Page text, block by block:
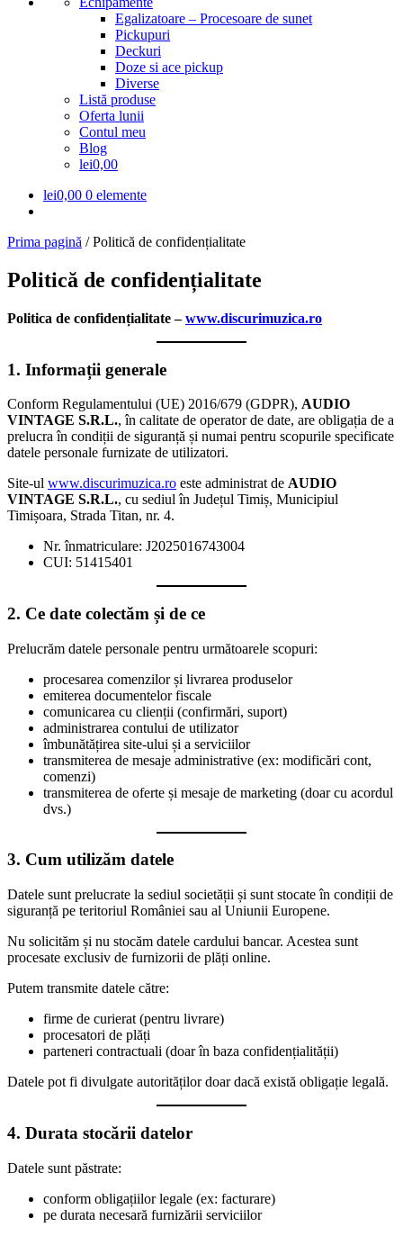
Egalizatoare – Procesoare de sunet
Pickupuri
Deckuri
Doze si ace pickup
Diverse
Listă produse
Oferta lunii
Contul meu
Blog
lei0,00
lei0,00 0 elemente
Prima pagină /Politică de confidențialitate
Politică de confidențialitate
Politica de confidențialitate –www.discurimuzica.ro
1. Informații generale
Conform Regulamentului (UE) 2016/679 (GDPR), AUDIO
VINTAGE S.R.L., în calitate de operator de date, are obligația de a
prelucra în condiții de siguranță și numai pentru scopurile specificate
datele personale furnizate de utilizatori.
Site-ul www.discurimuzica.ro este administrat de AUDIO
VINTAGE S.R.L., cu sediul în Județul Timiș, Municipiul
Timișoara, Strada Titan, nr. 4.
Nr. înmatriculare: J2025016743004
CUI: 51415401
2. Ce date colectăm și de ce
Prelucrăm datele personale pentru următoarele scopuri:
procesarea comenzilor și livrarea produselor
emiterea documentelor fiscale
comunicarea cu clienții (confirmări, suport)
administrarea contului de utilizator
îmbunătățirea site-ului și a serviciilor
transmiterea de mesaje administrative (ex: modificări cont,
comenzi)
transmiterea de oferte și mesaje de marketing (doar cu acordul
dvs.)
3. Cum utilizăm datele
Datele sunt prelucrate la sediul societății și sunt stocate în condiții de
siguranță pe teritoriul României sau al Uniunii Europene.
Nu solicităm și nu stocăm datele cardului bancar. Acestea sunt
procesate exclusiv de furnizorii de plăți online.
Putem transmite datele către:
firme de curierat (pentru livrare)
procesatori de plăți
parteneri contractuali (doar în baza confidențialității)
Datele pot fi divulgate autorităților doar dacă există obligație legală.
4. Durata stocării datelor
Datele sunt păstrate:
conform obligațiilor legale (ex: facturare)
pe durata necesară furnizării serviciilor